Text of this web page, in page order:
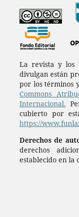
La revista y los
divulgan están
por los términos
Commons
Internacional.
cubierto por
https://
Derechos de
derechos
establecido en la